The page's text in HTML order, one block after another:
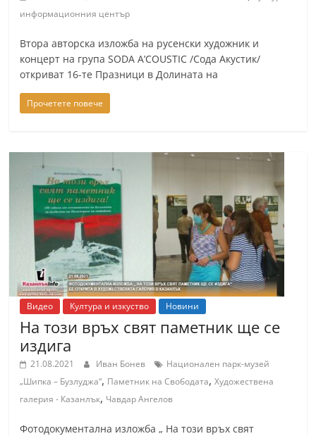
z
n
l
a
k
c
o
m
информационния център
Втора авторска изложба на русенски художник и
концерт на група SODA A’COUSTIC /Сода Акустик/
откриват 16-те Празници в Долината на
Прочетете повече
Видео Култура и изкуство Новини
На този връх свят паметник ще се
издига
21.08.2021 Иван Бонев
Национален парк-музей
„Шипка – Бузлуджа“, Паметник на Свободата,Художествена
галерия - Казанлък, Чавдар Ангелов
Фотодокументална изложба „ На този връх свят